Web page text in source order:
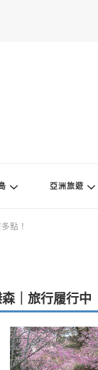
亞洲旅遊
點！
｜旅行履行中